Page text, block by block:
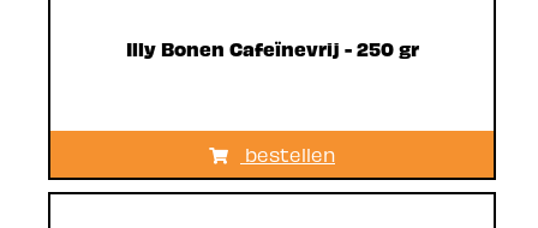
Illy Bonen Cafeïnevrij - 250 gr
bestellen